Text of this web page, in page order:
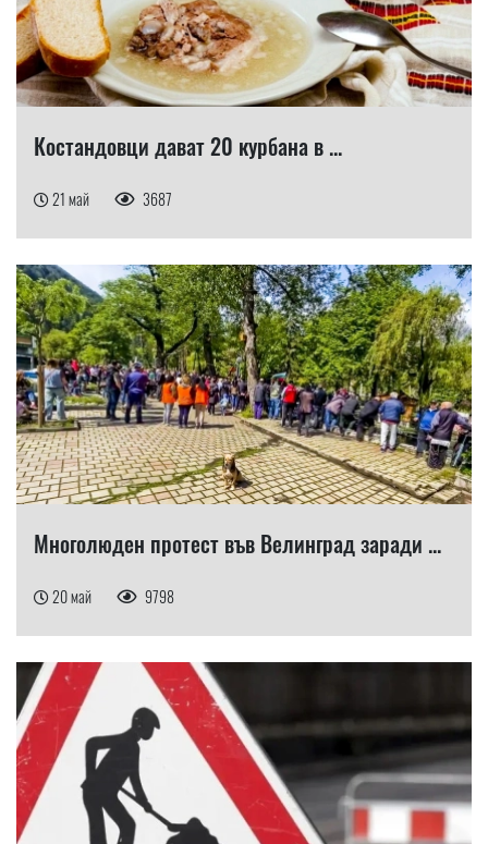
Костандовци дават 20 курбана в ...
21 май 3687
Многолюден протест във Велинград заради ...
20 май 9798